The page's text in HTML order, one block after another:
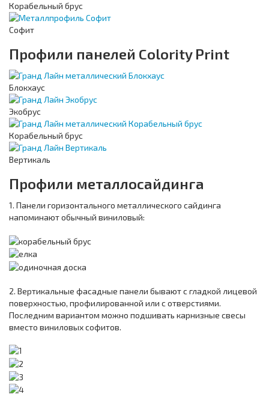
Корабельный брус
Софит
Профили панелей Colority Print
Блокхаус
Экобрус
Корабельный брус
Вертикаль
Профили металлосайдинга
1. Панели горизонтального металлического сайдинга
напоминают обычный виниловый:
2. Вертикальные фасадные панели бывают с гладкой лицевой
поверхностью, профилированной или с отверстиями.
Последним вариантом можно подшивать карнизные свесы
вместо виниловых софитов.